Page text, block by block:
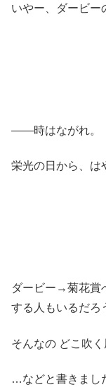
いやー、ダービー
――時はながれ。
栄光の日から、は
ダービー→菊花賞
する人もいるだろ
そんなの どこ吹く
…などと書きまし